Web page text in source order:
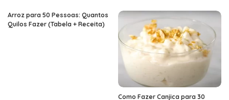
Arroz para 50 Pessoas: Quantos
Quilos Fazer (Tabela + Receita)
Como Fazer Canjica para 30